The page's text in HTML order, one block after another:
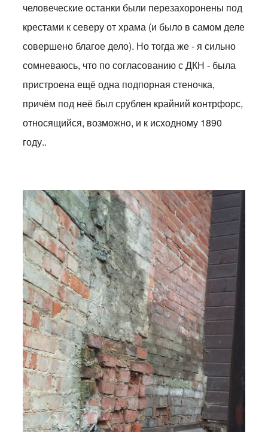
человеческие останки были перезахоронены под
крестами к северу от храма (и было в самом деле
совершено благое дело). Но тогда же - я сильно
сомневаюсь, что по согласованию с ДКН - была
пристроена ещё одна подпорная стеночка,
причём под неё был срублен крайний контрфорс,
относящийся, возможно, и к исходному 1890
году..